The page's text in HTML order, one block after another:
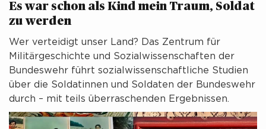
Es war schon als Kind mein Traum, Soldat
zu werden
Wer verteidigt unser Land? Das Zentrum für
Militärgeschichte und Sozialwissenschaften der
Bundeswehr führt sozialwissenschaftliche Studien
über die Soldatinnen und Soldaten der Bundeswehr
durch – mit teils überraschenden Ergebnissen.